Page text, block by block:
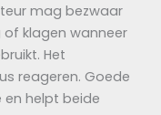
mag bezwaar
klagen wanneer
Het
reageren. Goede
helpt beide